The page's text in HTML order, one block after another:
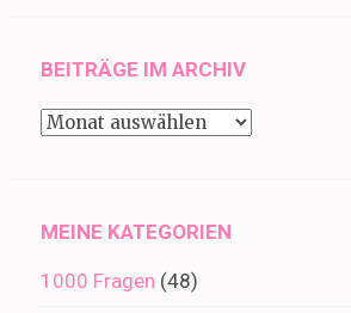
BEITRÄGE IM ARCHIV
Beiträge
MEINE KATEGORIEN
1000 Fragen (48)